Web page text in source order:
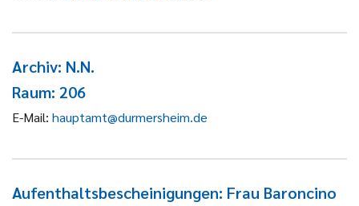
Archiv: N.N.
Raum: 206
E-Mail: hauptamt@durmersheim.de
Aufenthaltsbescheinigungen: Frau Baroncino